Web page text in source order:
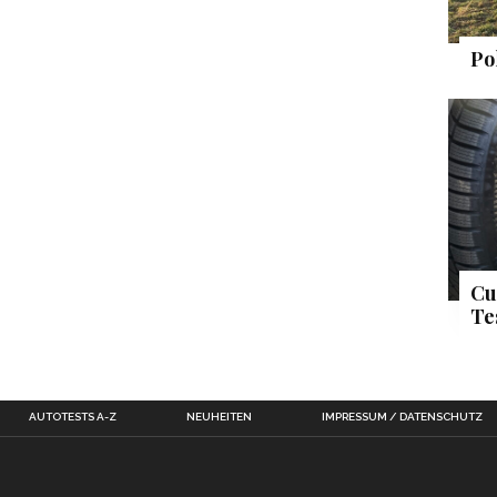
AUTOTESTS A-Z NEUHEITEN IMPRESSUM / DATENSCHUTZ